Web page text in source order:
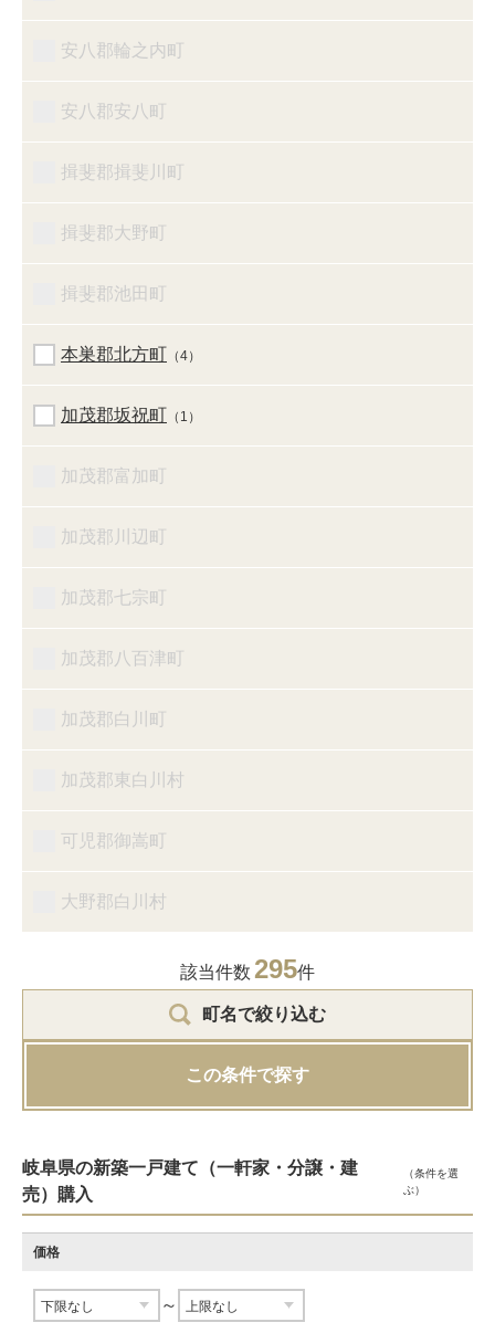
安八郡輪之内町
安八郡安八町
揖斐郡揖斐川町
揖斐郡大野町
揖斐郡池田町
本巣郡北方町 （4）
加茂郡坂祝町 （1）
加茂郡富加町
加茂郡川辺町
加茂郡七宗町
加茂郡八百津町
加茂郡白川町
加茂郡東白川村
可児郡御嵩町
大野郡白川村
該当件数 295件
町名で絞り込む
この条件で探す
岐阜県の新築一戸建て（一軒家・分譲・建
売）購入
（条件を選
ぶ）
価格
～